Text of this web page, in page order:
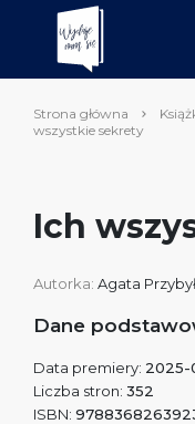
Strona główna
wszystkie sekrety
Ich
Autorka: Agata
Dane
Data premiery: 2025-
Liczba stron: 352
ISBN: